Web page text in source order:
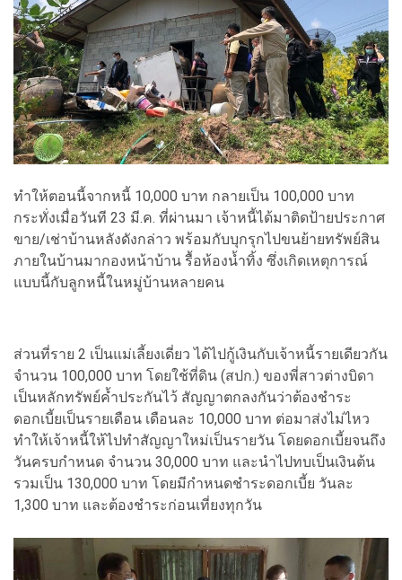
ทำให้ตอนนี้จากหนี้ 10,000 บาท กลายเป็น 100,000 บาท
กระทั่งเมื่อวันที 23 มี.ค. ที่ผ่านมา เจ้าหนี้ได้มาติดป้ายประกาศ
ขาย/เช่าบ้านหลังดังกล่าว พร้อมกับบุกรุกไปขนย้ายทรัพย์สิน
ภายในบ้านมากองหน้าบ้าน รื้อห้องน้ำทิ้ง ซึ่งเกิดเหตุการณ์
แบบนี้กับลูกหนี้ในหมู่บ้านหลายคน
ส่วนที่ราย 2 เป็นแม่เลี้ยงเดี่ยว ได้ไปกู้เงินกับเจ้าหนี้รายเดียวกัน
จำนวน 100,000 บาท โดยใช้ที่ดิน (สปก.) ของพี่สาวต่างบิดา
เป็นหลักทรัพย์ค้ำประกันไว้ สัญญาตกลงกันว่าต้องชำระ
ดอกเบี้ยเป็นรายเดือน เดือนละ 10,000 บาท ต่อมาส่งไม่ไหว
ทำให้เจ้าหนี้ให้ไปทำสัญญาใหม่เป็นรายวัน โดยดอกเบี้ยจนถึง
วันครบกำหนด จำนวน 30,000 บาท และนำไปทบเป็นเงินต้น
รวมเป็น 130,000 บาท โดยมีกำหนดชำระดอกเบี้ย วันละ
1,300 บาท และต้องชำระก่อนเที่ยงทุกวัน